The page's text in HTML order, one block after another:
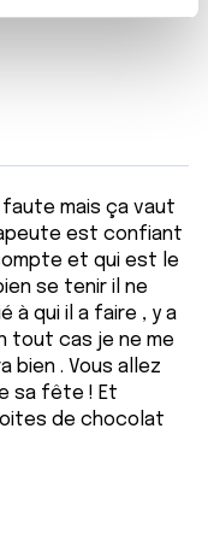
le contenu
relatives aux
Nous
sur l'utilisation de
sociaux, de
celles-ci
avez fournies
de leurs
faute mais ça vaut
est confiant
et qui est le
se tenir il ne
à qui il a faire , y a
tout cas je ne me
bien . Vous allez
sa fête ! Et
de chocolat